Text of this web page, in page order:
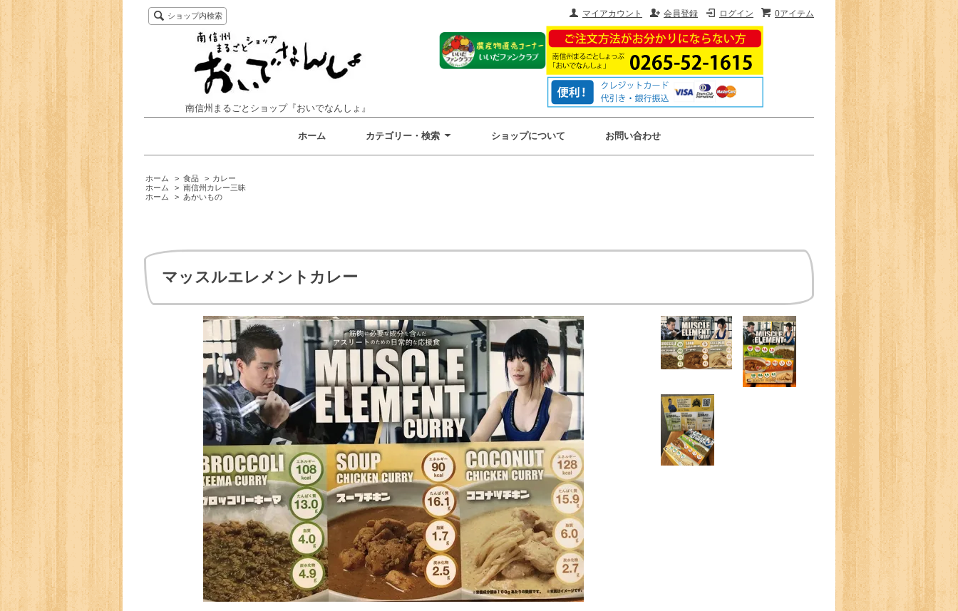
0アイテム
ログイン
会員登録
マイアカウント
ショップ内検索
南信州まるごとショップ『おいでなんしょ』
ホーム カテゴリー・検索 ショップについて お問い合わせ
ホーム > 食品 > カレー
ホーム
> 南信州カレー三昧
ホーム
> あかいもの
マッスルエレメントカレー